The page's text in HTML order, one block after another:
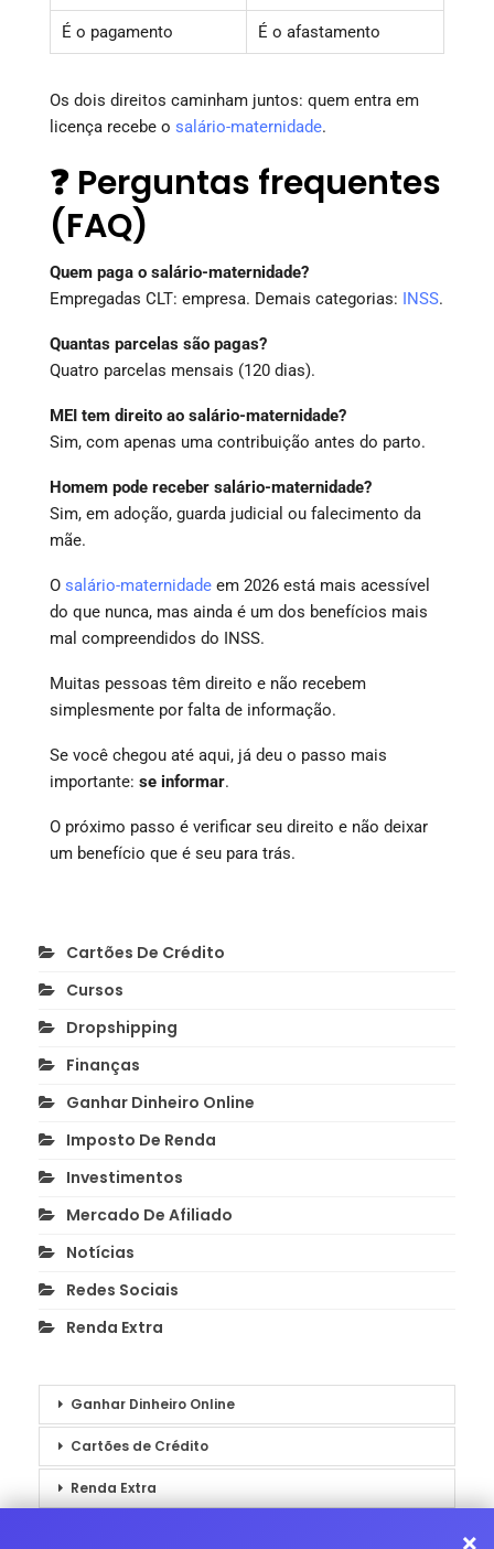
É o pagamento É o afastamento
Os dois direitos caminham juntos: quem entra em
licença recebe o salário-maternidade.
❓ Perguntas frequentes
(FAQ)
Quem paga o salário-maternidade?
Empregadas CLT: empresa. Demais categorias: INSS.
Quantas parcelas são pagas?
Quatro parcelas mensais (120 dias).
MEI tem direito ao salário-maternidade?
Sim, com apenas uma contribuição antes do parto.
Homem pode receber salário-maternidade?
Sim, em adoção, guarda judicial ou falecimento da
mãe.
O salário-maternidade em 2026 está mais acessível
do que nunca, mas ainda é um dos benefícios mais
mal compreendidos do INSS.
Muitas pessoas têm direito e não recebem
simplesmente por falta de informação.
Se você chegou até aqui, já deu o passo mais
importante: se informar.
O próximo passo é verificar seu direito e não deixar
um benefício que é seu para trás.
Cartões De Crédito
Cursos
Dropshipping
Finanças
Ganhar Dinheiro Online
Imposto De Renda
Investimentos
Mercado De Afiliado
Notícias
Redes Sociais
Renda Extra
Ganhar Dinheiro Online
Cartões de Crédito
Renda Extra